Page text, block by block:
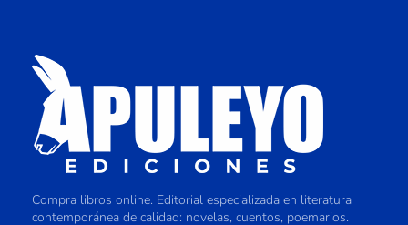
Compra libros online. Editorial especializada en literatura
contemporánea de calidad: novelas, cuentos, poemarios.